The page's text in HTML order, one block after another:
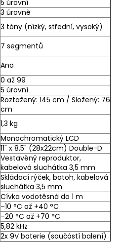
5 úrovní
3 úrovně
3 tóny (nízký, střední, vysoký)
7 segmentů
Ano
0 až 99
5 úrovní
Roztažený: 145 cm / Složený: 76
cm
1,3 kg
Monochromatický LCD
11" x 8,5" (28x22cm) Double-D
Vestavěný reproduktor,
kabelová sluchátka 3,5 mm
Skládací rýček, batoh, kabelová
sluchátka 3,5 mm
Cívka vodotěsná do 1 m
–10 °C až +40 °C
–20 °C až +70 °C
5,82 kHz
2x 9V baterie (součástí balení)​